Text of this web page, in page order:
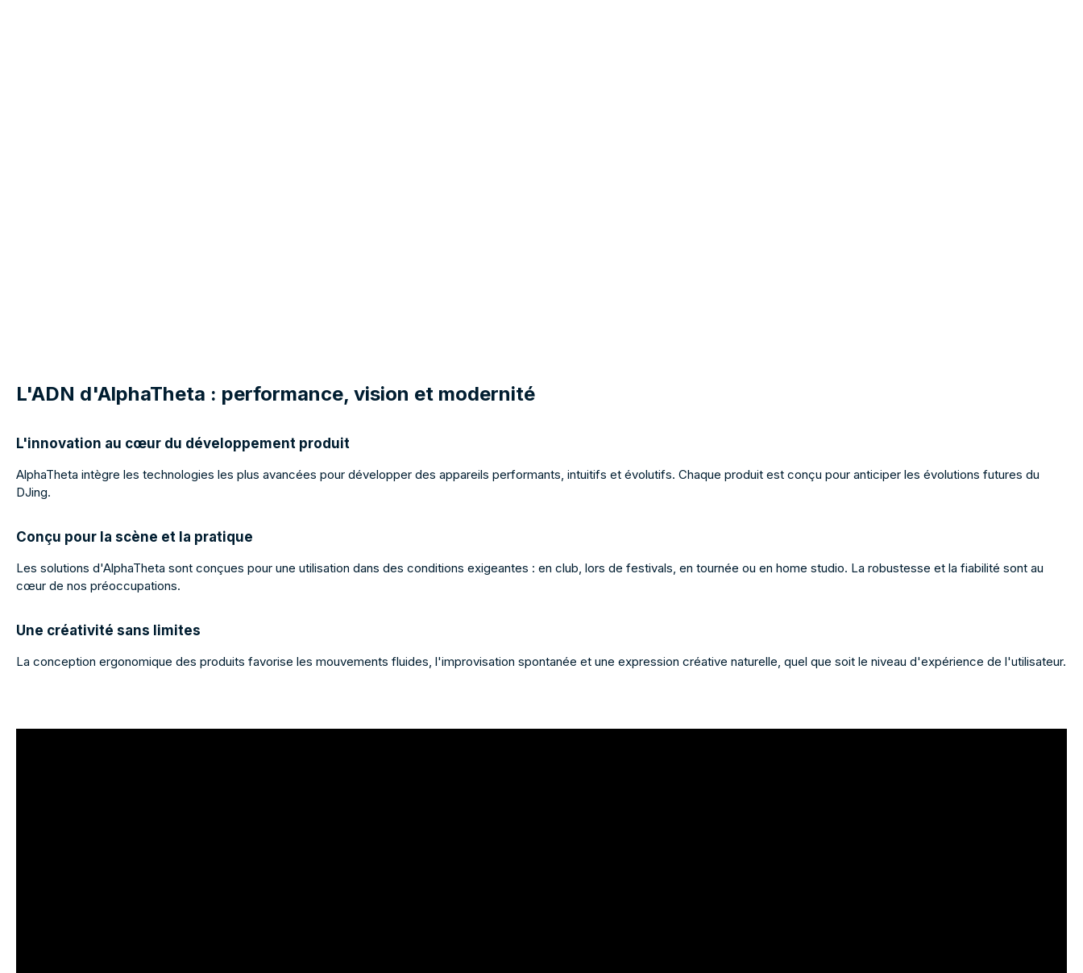
L'ADN d'AlphaTheta : performance, vision et modernité
L'innovation au cœur du développement produit
AlphaTheta intègre les technologies les plus avancées pour développer des appareils performants, intuitifs et évolutifs. Chaque produit est conçu pour anticiper les évolutions futures du
DJing.
Conçu pour la scène et la pratique
Les solutions d'AlphaTheta sont conçues pour une utilisation dans des conditions exigeantes : en club, lors de festivals, en tournée ou en home studio. La robustesse et la fiabilité sont au
cœur de nos préoccupations.
Une créativité sans limites
La conception ergonomique des produits favorise les mouvements fluides, l'improvisation spontanée et une expression créative naturelle, quel que soit le niveau d'expérience de l'utilisateur.